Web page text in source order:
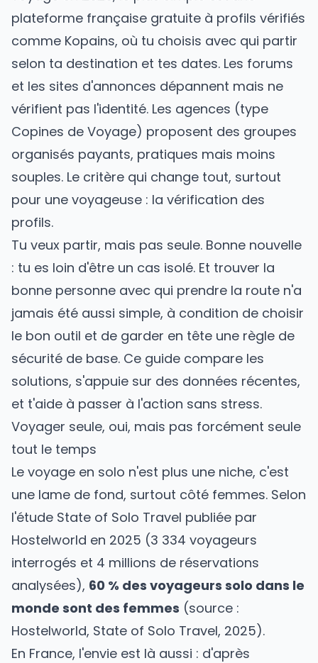
plateforme française gratuite à profils vérifiés
comme Kopains, où tu choisis avec qui partir
selon ta destination et tes dates. Les forums
et les sites d'annonces dépannent mais ne
vérifient pas l'identité. Les agences (type
Copines de Voyage) proposent des groupes
organisés payants, pratiques mais moins
souples. Le critère qui change tout, surtout
pour une voyageuse : la vérification des
profils.
Tu veux partir, mais pas seule. Bonne nouvelle
: tu es loin d'être un cas isolé. Et trouver la
bonne personne avec qui prendre la route n'a
jamais été aussi simple, à condition de choisir
le bon outil et de garder en tête une règle de
sécurité de base. Ce guide compare les
solutions, s'appuie sur des données récentes,
et t'aide à passer à l'action sans stress.
Voyager seule, oui, mais pas forcément seule
tout le temps
Le voyage en solo n'est plus une niche, c'est
une lame de fond, surtout côté femmes. Selon
l'étude State of Solo Travel publiée par
Hostelworld en 2025 (3 334 voyageurs
interrogés et 4 millions de réservations
analysées), 60 % des voyageurs solo dans le
monde sont des femmes (source :
Hostelworld, State of Solo Travel, 2025).
En France, l'envie est là aussi : d'après